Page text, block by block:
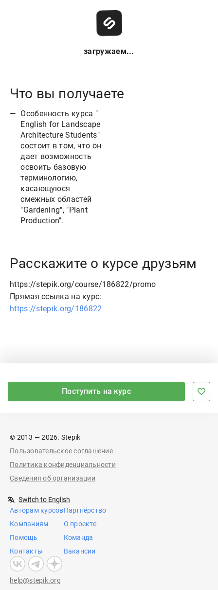
загружаем...
Что вы получаете
Особенность курса "
English for Landscape
Architecture Students"
состоит в том, что он
дает возможность
освоить базовую
терминологию,
касающуюся
смежных областей
"Gardening", "Plant
Production".
Расскажите о курсе друзьям
https://stepik.org/course/186822/promo
Прямая ссылка на курс:
https://stepik.org/186822
Поступить на курс
© 2013 — 2026. Stepik
Пользовательское соглашение
Политика конфиденциальности
Сведения об организации
Switch to English
Авторам курсов
Компаниям
Помощь
Контакты
Партнёрство
О проекте
Команда
Вакансии
help@stepik.org